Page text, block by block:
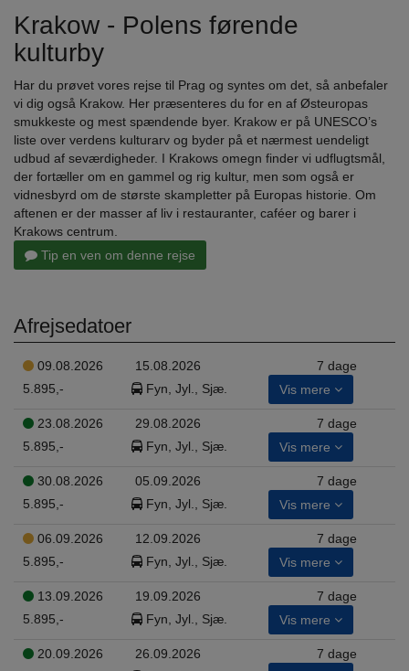
Krakow - Polens førende
kulturby
Har du prøvet vores rejse til Prag og syntes om det, så anbefaler
vi dig også Krakow. Her præsenteres du for en af Østeuropas
smukkeste og mest spændende byer. Krakow er på UNESCO’s
liste over verdens kulturarv og byder på et nærmest uendeligt
udbud af seværdigheder. I Krakows omegn finder vi udflugtsmål,
der fortæller om en gammel og rig kultur, men som også er
vidnesbyrd om de største skampletter på Europas historie. Om
aftenen er der masser af liv i restauranter, caféer og barer i
Krakows centrum.
Tip en ven om denne rejse
Afrejsedatoer
09.08.2026 15.08.2026
7 dage
5.895,-
Fyn, Jyl., Sjæ. Vis mere
23.08.2026 29.08.2026
7 dage
5.895,-
Fyn, Jyl., Sjæ. Vis mere
30.08.2026 05.09.2026
7 dage
5.895,-
Fyn, Jyl., Sjæ. Vis mere
06.09.2026 12.09.2026
7 dage
5.895,-
Fyn, Jyl., Sjæ. Vis mere
13.09.2026 19.09.2026
7 dage
5.895,-
Fyn, Jyl., Sjæ. Vis mere
20.09.2026 26.09.2026
7 dage